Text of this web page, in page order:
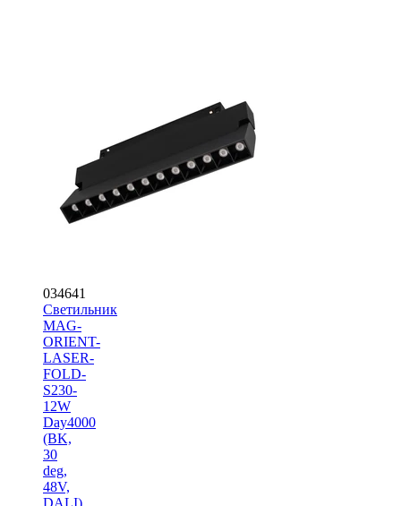
034641
Светильник
MAG-
ORIENT-
LASER-
FOLD-
S230-
12W
Day4000
(BK,
30
deg,
48V,
DALI)